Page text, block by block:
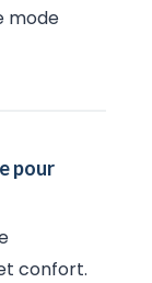
mode
pour
confort.